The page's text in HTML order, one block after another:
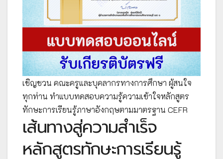
เชิญชวน คณะครูและบุคลากรทางการศึกษา ผู้สนใจ
ทุกท่าน ทำแบบทดสอบความรู้ความเข้าใจหลักสูตร
ทักษะการเรียนรู้ภาษาอังกฤษตามมาตรฐาน CEFR
เส้นทางสู่ความสำเร็จ
หลักสูตรทักษะการเรียนรู้